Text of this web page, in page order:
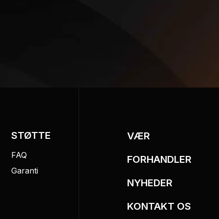
STØTTE
FAQ
Garanti
VÆR
FORHANDLER
NYHEDER
KONTAKT OS